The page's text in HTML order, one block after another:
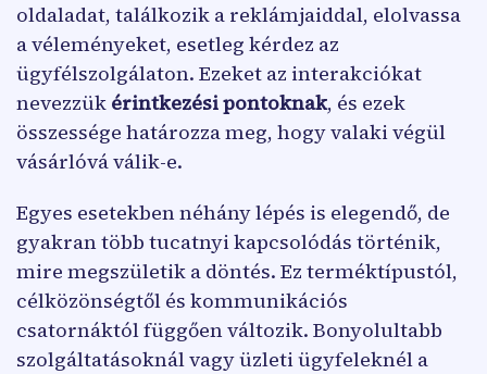
oldaladat, találkozik a reklámjaiddal, elolvassa
a véleményeket, esetleg kérdez az
ügyfélszolgálaton. Ezeket az interakciókat
nevezzük érintkezési pontoknak, és ezek
összessége határozza meg, hogy valaki végül
vásárlóvá válik-e.
Egyes esetekben néhány lépés is elegendő, de
gyakran több tucatnyi kapcsolódás történik,
mire megszületik a döntés. Ez terméktípustól,
célközönségtől és kommunikációs
csatornáktól függően változik. Bonyolultabb
szolgáltatásoknál vagy üzleti ügyfeleknél a